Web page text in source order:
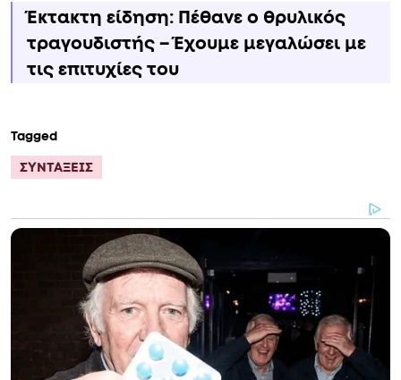
Έκτακτη είδηση: Πέθανε ο θρυλικός
τραγουδιστής – Έχουμε μεγαλώσει με
τις επιτυχίες του
Tagged
ΣΥΝΤΑΞΕΙΣ